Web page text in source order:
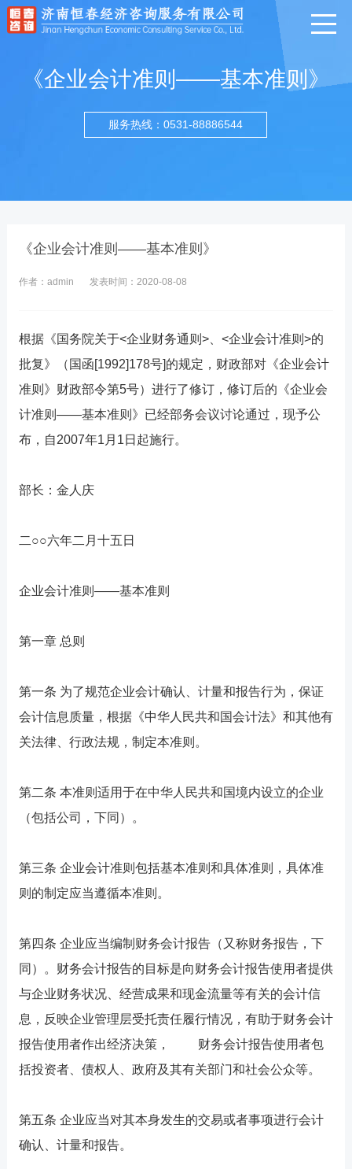
《企业会计准则——基本准则》
服务热线：0531-88886544
《企业会计准则——基本准则》
作者：admin 发表时间：2020-08-08
根据《国务院关于<企业财务通则>、<企业会计准则>的
批复》（国函[1992]178号]的规定，财政部对《企业会计
准则》财政部令第5号）进行了修订，修订后的《企业会
计准则——基本准则》已经部务会议讨论通过，现予公
布，自2007年1月1日起施行。
部长：金人庆
二○○六年二月十五日
企业会计准则——基本准则
第一章 总则
第一条 为了规范企业会计确认、计量和报告行为，保证
会计信息质量，根据《中华人民共和国会计法》和其他有
关法律、行政法规，制定本准则。
第二条 本准则适用于在中华人民共和国境内设立的企业
（包括公司，下同）。
第三条 企业会计准则包括基本准则和具体准则，具体准
则的制定应当遵循本准则。
第四条 企业应当编制财务会计报告（又称财务报告，下
同）。财务会计报告的目标是向财务会计报告使用者提供
与企业财务状况、经营成果和现金流量等有关的会计信
息，反映企业管理层受托责任履行情况，有助于财务会计
报告使用者作出经济决策， 财务会计报告使用者包
括投资者、债权人、政府及其有关部门和社会公众等。
第五条 企业应当对其本身发生的交易或者事项进行会计
确认、计量和报告。